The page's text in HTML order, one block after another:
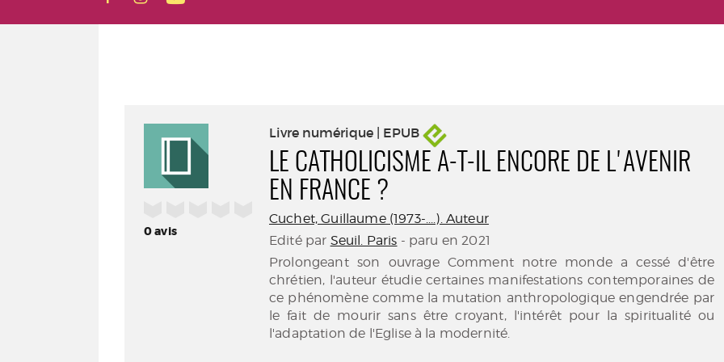
0avis
Livre numérique | EPUB
LE CATHOLICISME A-T-IL ENCORE DE L'AVENIR
EN FRANCE ?
Cuchet, Guillaume (1973-....). Auteur
Edité par Seuil. Paris - paru en 2021
Prolongeant son ouvrage Comment notre monde a cessé d'être
chrétien, l'auteur étudie certaines manifestations contemporaines de
ce phénomène comme la mutation anthropologique engendrée par
le fait de mourir sans être croyant, l'intérêt pour la spiritualité ou
l'adaptation de l'Eglise à la modernité.